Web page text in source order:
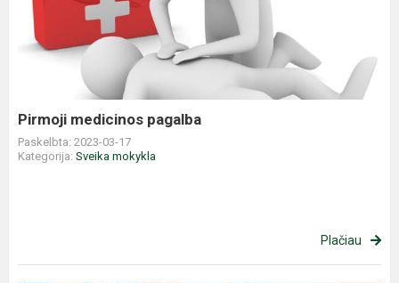
pagalba
Pirmoji medicinos pagalba
Paskelbta: 2023-03-17
Kategorija: Sveika mokykla
Plačiau